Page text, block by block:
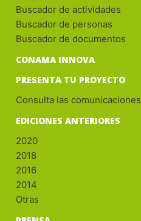
Buscador de actividades
Buscador de personas
Buscador de documentos
CONAMA INNOVA
PRESENTA TU PROYECTO
Consulta las comunicaciones
EDICIONES ANTERIORES
2020
2018
2016
2014
Otras